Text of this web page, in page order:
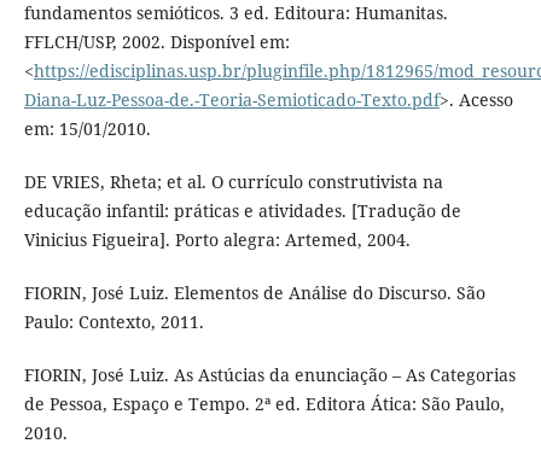
fundamentos semióticos. 3 ed. Editoura: Humanitas.
FFLCH/USP, 2002. Disponível em:
<https://edisciplinas.usp.br/pluginfile.php/1812965/
Diana-Luz-Pessoa-de.-Teoria-Semioticado-Texto.pdf>. Acesso
em: 15/01/2010.
DE VRIES, Rheta; et al. O currículo construtivista na
educação infantil: práticas e atividades. [Tradução de
Vinicius Figueira]. Porto alegra: Artemed, 2004.
FIORIN, José Luiz. Elementos de Análise do Discurso. São
Paulo: Contexto, 2011.
FIORIN, José Luiz. As Astúcias da enunciação – As Categorias
de Pessoa, Espaço e Tempo. 2ª ed. Editora Ática: São Paulo,
2010.